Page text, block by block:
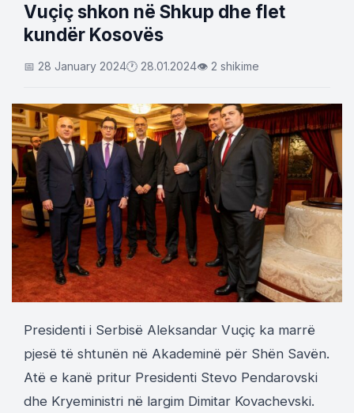
Vuçiç shkon në Shkup dhe flet
kundër Kosovës
📅 28 January 2024🕐 28.01.2024👁 2 shikime
Presidenti i Serbisë Aleksandar Vuçiç ka marrë
pjesë të shtunën në Akademinë për Shën Savën.
Atë e kanë pritur Presidenti Stevo Pendarovski
dhe Kryeministri në largim Dimitar Kovachevski.